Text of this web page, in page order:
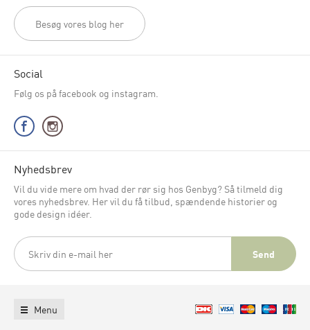
Besøg vores blog her
Social
Følg os på facebook og instagram.
Nyhedsbrev
Vil du vide mere om hvad der rør sig hos Genbyg? Så tilmeld dig
vores nyhedsbrev. Her vil du få tilbud, spændende historier og
gode design idéer.
Menu